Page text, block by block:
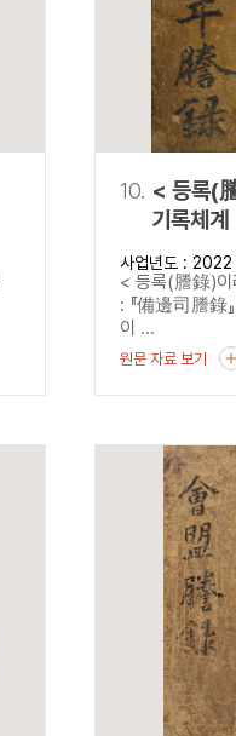
10. < 등록(
기록체
사업년도 : 2022
< 등록(謄錄)이
: 『備邊司謄錄
이 ...
원문 자료 보기